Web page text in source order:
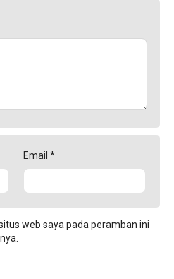
Email *
web saya pada peramban ini